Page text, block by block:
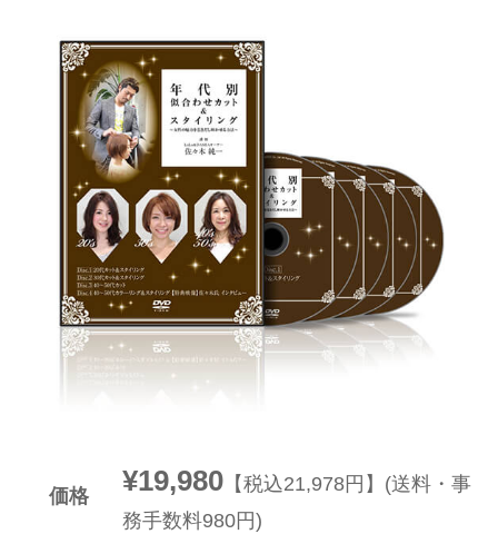
価格 ¥19,980【税込21,978円】(送料・事
務手数料980円)